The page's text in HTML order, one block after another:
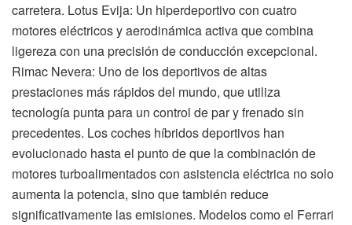
carretera. Lotus Evija: Un hiperdeportivo con cuatro
motores eléctricos y aerodinámica activa que combina
ligereza con una precisión de conducción excepcional.
Rimac Nevera: Uno de los deportivos de altas
prestaciones más rápidos del mundo, que utiliza
tecnología punta para un control de par y frenado sin
precedentes. Los coches híbridos deportivos han
evolucionado hasta el punto de que la combinación de
motores turboalimentados con asistencia eléctrica no solo
aumenta la potencia, sino que también reduce
significativamente las emisiones. Modelos como el Ferrari